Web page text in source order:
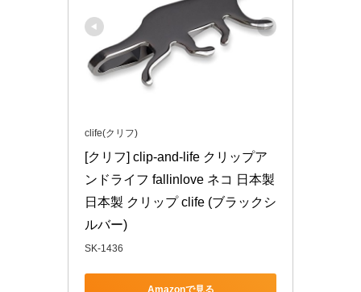
clife(クリフ)
[クリフ] clip-and-life クリップア
ンドライフ fallinlove ネコ 日本製
日本製 クリップ clife (ブラックシ
ルバー)
SK-1436
Amazonで見る